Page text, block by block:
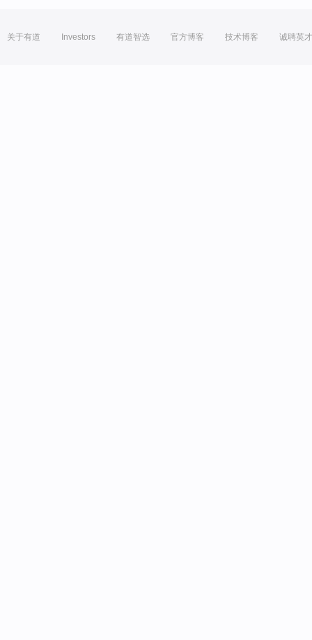
关于有道 Investors 有道智选 官方博客 技术博客 诚聘英才